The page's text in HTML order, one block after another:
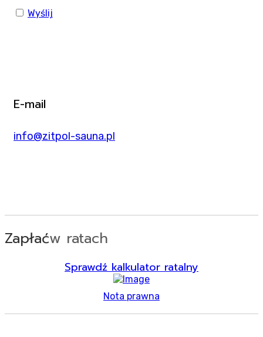
Wyślij
E-mail
info@zitpol-sauna.pl
Zapłaćw ratach
Sprawdź kalkulator ratalny
Nota prawna